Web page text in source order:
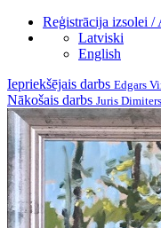
Reģistrācija izsolei /
Latviski
English
Iepriekšējais darbs Edgars
Nākošais darbs Juris